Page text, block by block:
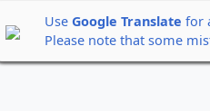
UseGoogle Translate for
Please note that some